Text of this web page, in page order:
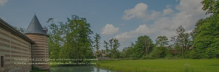
Contactez-nous pour organiser votre visite ou pour commencer
à planifier votre événement au Château de Braux-Sainte-Cohière